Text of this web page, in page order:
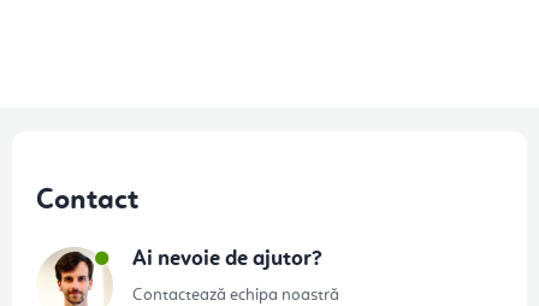
Contact
Ai nevoie de ajutor?
Contactează echipa noastră